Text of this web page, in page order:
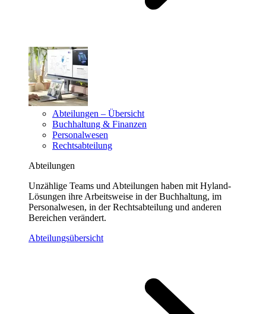
Abteilungen – Übersicht
Buchhaltung & Finanzen
Personalwesen
Rechtsabteilung
Abteilungen
Unzählige Teams und Abteilungen haben mit Hyland-
Lösungen ihre Arbeitsweise in der Buchhaltung, im
Personalwesen, in der Rechtsabteilung und anderen
Bereichen verändert.
Abteilungsübersicht